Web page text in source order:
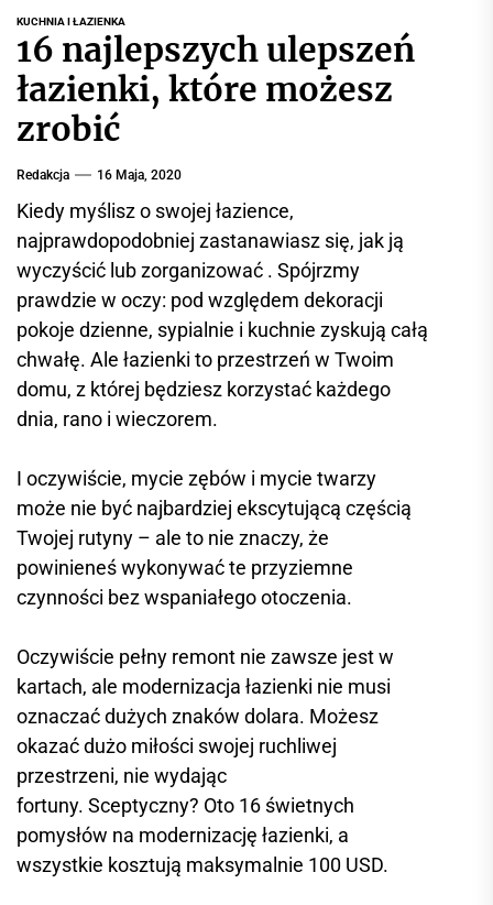
w
i
s
r
m
a
c
y
j
n
KUCHNIA I ŁAZIENKA
16 najlepszych ulepszeń
łazienki, które możesz
zrobić
Redakcja 16 Maja, 2020
Kiedy myślisz o swojej łazience,
najprawdopodobniej zastanawiasz się, jak ją
wyczyścić lub zorganizować . Spójrzmy
prawdzie w oczy: pod względem dekoracji
pokoje dzienne, sypialnie i kuchnie zyskują całą
chwałę. Ale łazienki to przestrzeń w Twoim
domu, z której będziesz korzystać każdego
dnia, rano i wieczorem.
I oczywiście, mycie zębów i mycie twarzy
może nie być najbardziej ekscytującą częścią
Twojej rutyny – ale to nie znaczy, że
powinieneś wykonywać te przyziemne
czynności bez wspaniałego otoczenia.
Oczywiście pełny remont nie zawsze jest w
kartach, ale modernizacja łazienki nie musi
oznaczać dużych znaków dolara. Możesz
okazać dużo miłości swojej ruchliwej
przestrzeni, nie wydając
fortuny. Sceptyczny? Oto 16 świetnych
pomysłów na modernizację łazienki, a
wszystkie kosztują maksymalnie 100 USD.